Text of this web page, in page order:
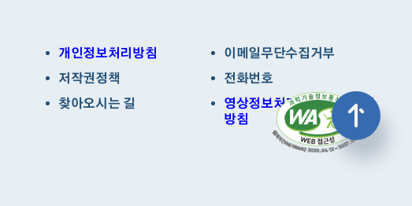
개인정보처리방침
이메일무단수집거부
저작권정책
전화번호
찾아오시는 길
영상정보처리기기 운영관리
방침